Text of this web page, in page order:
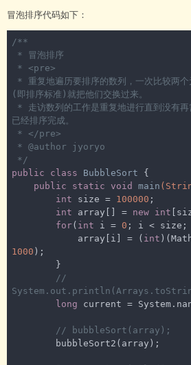
冒泡排序代码如下：
/**
(即排序标准)就把他们交换过来。
已经排序完成。
* @author jyoryo
*/
public
class BubbleSort
{
public
static void main
int size = 100000 ;
int array[] = new int
for( int i = 0 ; i < size;
            array[i] = (
int
1000 );
//
long current =
// bubbleSort(array);